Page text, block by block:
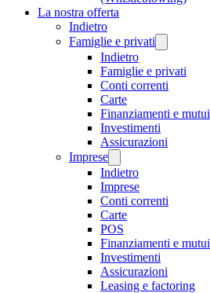
La nostra offerta
Indietro
Famiglie e privati
Indietro
Famiglie e privati
Conti correnti
Carte
Finanziamenti e mutui
Investimenti
Assicurazioni
Imprese
Indietro
Imprese
Conti correnti
Carte
POS
Finanziamenti e mutui
Investimenti
Assicurazioni
Leasing e factoring